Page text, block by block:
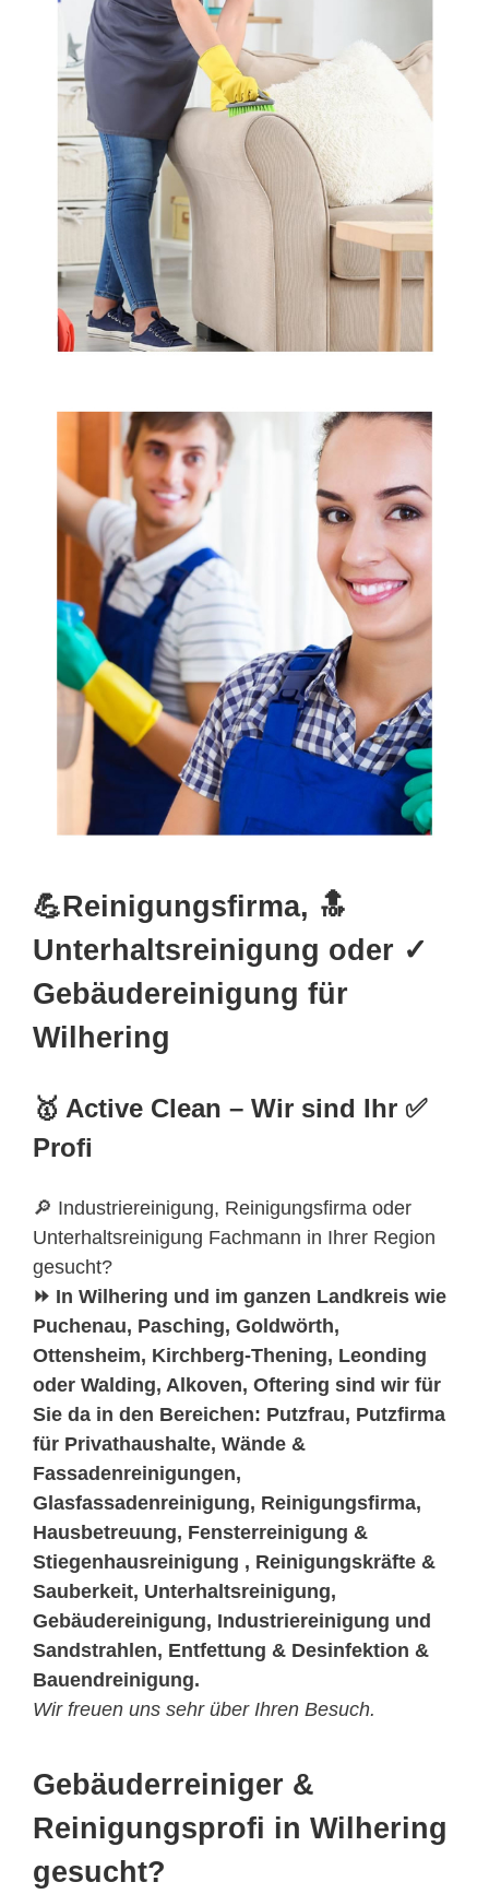
💪Reinigungsfirma, 🔝
Unterhaltsreinigung oder ✓
Gebäudereinigung für
Wilhering
🥇 Active Clean – Wir sind Ihr ✅
Profi
🔎 Industriereinigung, Reinigungsfirma oder
Unterhaltsreinigung Fachmann in Ihrer Region
gesucht?
⏩ In Wilhering und im ganzen Landkreis wie
Puchenau, Pasching, Goldwörth,
Ottensheim, Kirchberg-Thening, Leonding
oder Walding, Alkoven, Oftering sind wir für
Sie da in den Bereichen: Putzfrau, Putzfirma
für Privathaushalte, Wände &
Fassadenreinigungen,
Glasfassadenreinigung, Reinigungsfirma,
Hausbetreuung, Fensterreinigung &
Stiegenhausreinigung , Reinigungskräfte &
Sauberkeit, Unterhaltsreinigung,
Gebäudereinigung, Industriereinigung und
Sandstrahlen, Entfettung & Desinfektion &
Bauendreinigung.
Wir freuen uns sehr über Ihren Besuch.
Gebäuderreiniger &
Reinigungsprofi in Wilhering
gesucht?